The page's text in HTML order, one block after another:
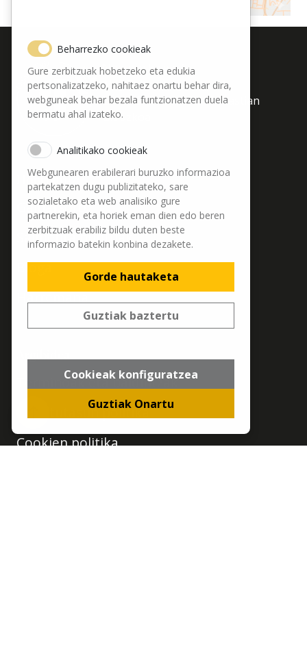
Beharrezko cookieak
Gure zerbitzuak hobetzeko eta edukia
pertsonalizatzeko, nahitaez onartu behar dira,
webguneak behar bezala funtzionatzen duela
bermatu ahal izateko.
Analitikako cookieak
Webgunearen erabilerari buruzko informazioa
partekatzen dugu publizitateko, sare
sozialetako eta web analisiko gure
partnerekin, eta horiek eman dien edo beren
zerbitzuak erabiliz bildu duten beste
informazio batekin konbina dezakete.
Gorde hautaketa
Guztiak baztertu
Cookieak konfiguratzea
Guztiak Onartu
Nagusia kalea, 6
Alde Zaharra
20003 Donostia-San Sebastian
Gipuzkoa
Honi buruz:
Galparsoro
Salmenta puntuak
Bloga
Harremana
Terminoak eta baldintzak
Pribatutasun politika
Cookien politika